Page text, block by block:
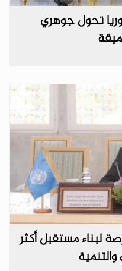
تحول جوهري
لبناء مستقبل أكثر